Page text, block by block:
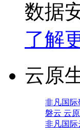
数据
了解
云原
非凡国际
磐云 云
非凡国际